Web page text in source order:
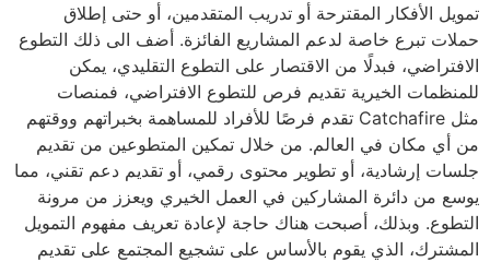
تمويل الأفكار المقترحة أو تدريب المتقدمين، أو حتى إطلاق
حملات تبرع خاصة لدعم المشاريع الفائزة. أضف الى ذلك التطوع
الافتراضي، فبدلًا من الاقتصار على التطوع التقليدي، يمكن
للمنظمات الخيرية تقديم فرص للتطوع الافتراضي، فمنصات
مثل Catchafire تقدم فرصًا للأفراد للمساهمة بخبراتهم ووقتهم
من أي مكان في العالم. من خلال تمكين المتطوعين من تقديم
جلسات إرشادية، أو تطوير محتوى رقمي، أو تقديم دعم تقني، مما
يوسع من دائرة المشاركين في العمل الخيري ويعزز من مرونة
التطوع. وبذلك، أصبحت هناك حاجة لإعادة تعريف مفهوم التمويل
المشترك، الذي يقوم بالأساس على تشجيع المجتمع على تقديم